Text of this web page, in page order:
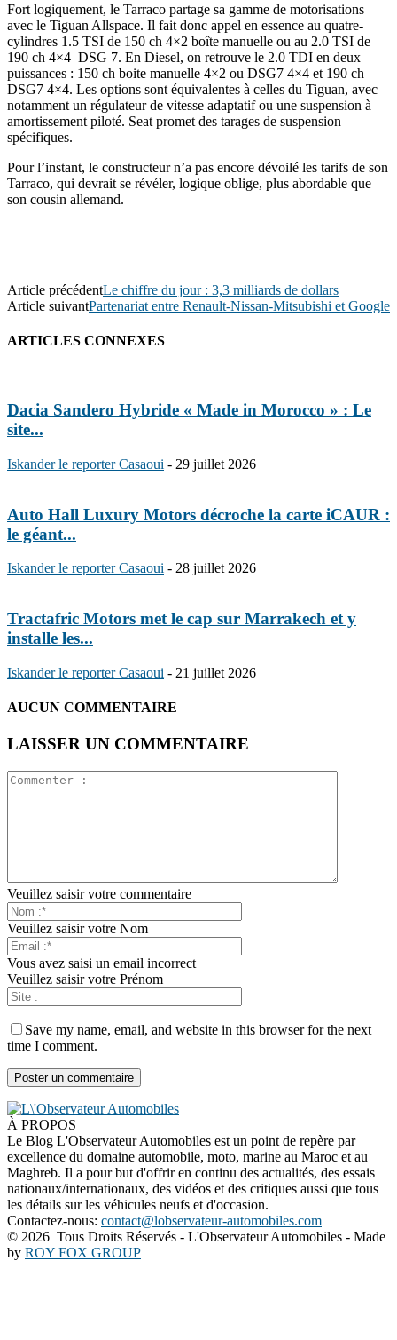
Fort logiquement, le Tarraco partage sa gamme de motorisations
avec le Tiguan Allspace. Il fait donc appel en essence au quatre-
cylindres 1.5 TSI de 150 ch 4×2 boîte manuelle ou au 2.0 TSI de
190 ch 4×4 DSG 7. En Diesel, on retrouve le 2.0 TDI en deux
puissances : 150 ch boite manuelle 4×2 ou DSG7 4×4 et 190 ch
DSG7 4×4. Les options sont équivalentes à celles du Tiguan, avec
notamment un régulateur de vitesse adaptatif ou une suspension à
amortissement piloté. Seat promet des tarages de suspension
spécifiques.
Pour l’instant, le constructeur n’a pas encore dévoilé les tarifs de son
Tarraco, qui devrait se révéler, logique oblige, plus abordable que
son cousin allemand.
Article précédentLe chiffre du jour : 3,3 milliards de dollars
Article suivantPartenariat entre Renault-Nissan-Mitsubishi et Google
ARTICLES CONNEXES
Dacia Sandero Hybride « Made in Morocco » : Le
site...
Iskander le reporter Casaoui - 29 juillet 2026
Auto Hall Luxury Motors décroche la carte iCAUR :
le géant...
Iskander le reporter Casaoui - 28 juillet 2026
Tractafric Motors met le cap sur Marrakech et y
installe les...
Iskander le reporter Casaoui - 21 juillet 2026
AUCUN COMMENTAIRE
LAISSER UN COMMENTAIRE
Veuillez saisir votre commentaire
Veuillez saisir votre Nom
Vous avez saisi un email incorrect
Veuillez saisir votre Prénom
Save my name, email, and website in this browser for the next
time I comment.
À PROPOS
Le Blog L'Observateur Automobiles est un point de repère par
excellence du domaine automobile, moto, marine au Maroc et au
Maghreb. Il a pour but d'offrir en continu des actualités, des essais
nationaux/internationaux, des vidéos et des critiques aussi que tous
les détails sur les véhicules neufs et d'occasion.
Contactez-nous: contact@lobservateur-automobiles.com
© 2026 Tous Droits Réservés - L'Observateur Automobiles - Made
by ROY FOX GROUP